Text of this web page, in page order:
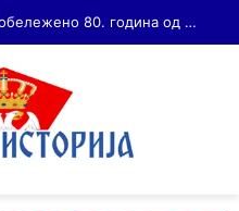
Бојанић: ВОЈА ТАНКОСИЋ – ЧОВЕК КОГА СУ СЕ ПЛАШИЛИ И ЖИВОГ И МРТВОГ, а нема ни споненик